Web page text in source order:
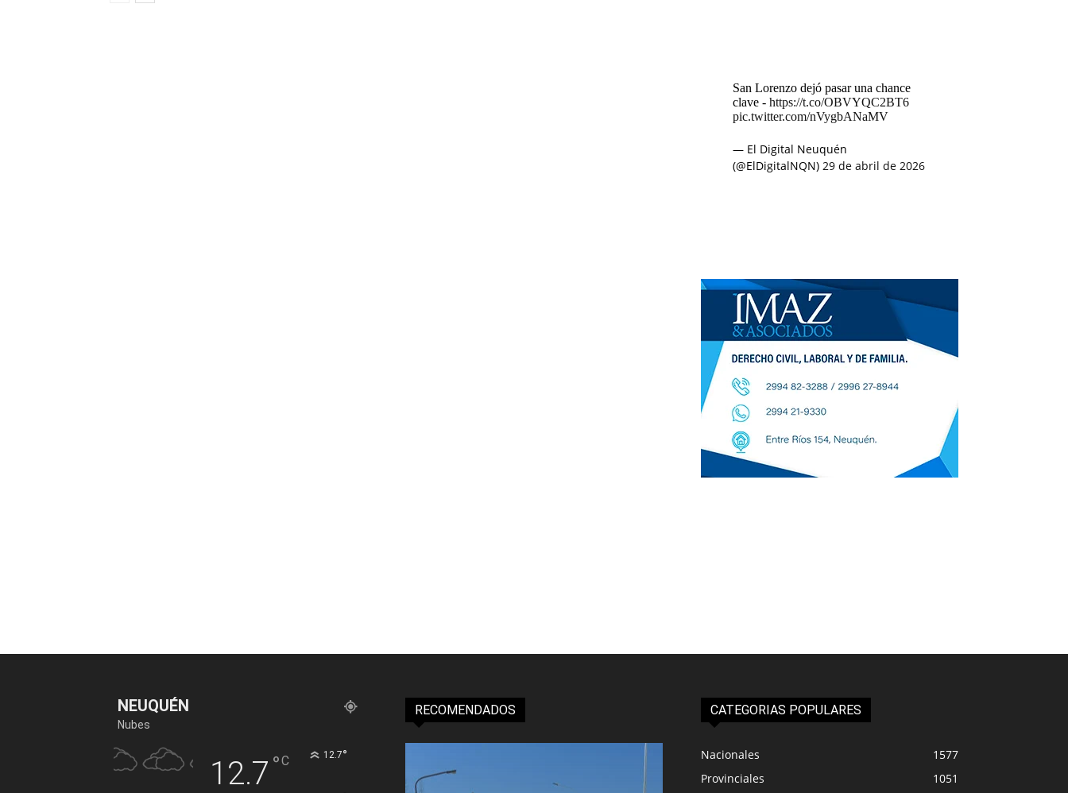
San Lorenzo dejó pasar una chance
clave - https://t.co/OBVYQC2BT6
pic.twitter.com/nVygbANaMV
— El Digital Neuquén
(@ElDigitalNQN) 29 de abril de 2026
NEUQUÉN
Nubes
12.7 °C 12.7°
RECOMENDADOS CATEGORIAS POPULARES
Nacionales
1577
Provinciales
1051